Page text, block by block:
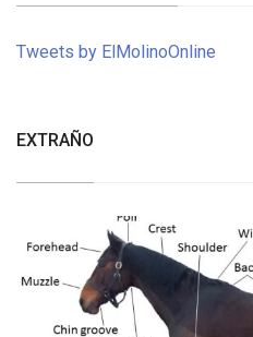
Tweets by ElMolinoOnline
EXTRAÑO